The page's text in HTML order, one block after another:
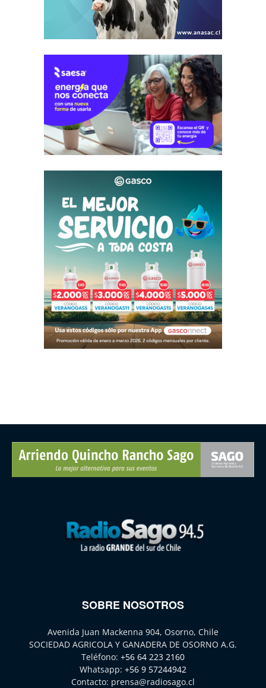
SOBRE NOSOTROS
Avenida Juan Mackenna 904, Osorno, Chile
SOCIEDAD AGRICOLA Y GANADERA DE OSORNO A.G.
Teléfono: +56 64 223 2160
Whatsapp: +56 9 57244942
Contacto: prensa@radiosago.cl